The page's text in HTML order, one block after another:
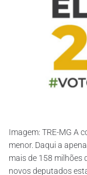
Imagem: TRE-MG A
menor. Daqui a
mais de 158 milhões
novos deputados